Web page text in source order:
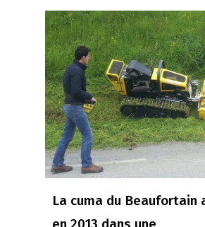
La cuma du Beaufortain